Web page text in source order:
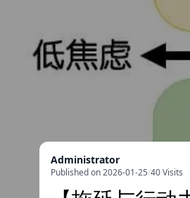
Administrator
Published on 2026-01-25/40 Visits